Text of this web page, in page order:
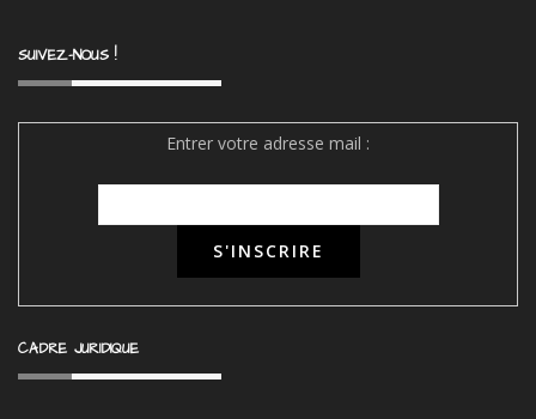
SUIVEZ-NOUS !
Entrer votre adresse mail :
CADRE JURIDIQUE